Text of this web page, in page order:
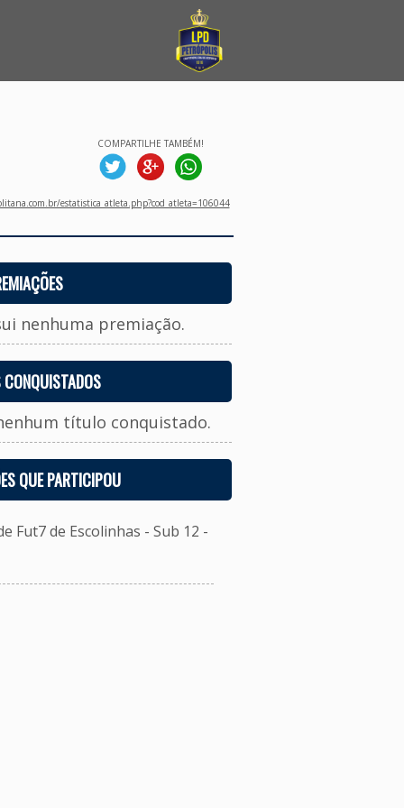
COMPARTILHE TAMBÉM!
estatistica_atleta.php?cod_atleta=106044
nenhuma premiação.
título conquistado.
QUE PARTICIPOU
Fut7 de Escolinhas - Sub 12 -